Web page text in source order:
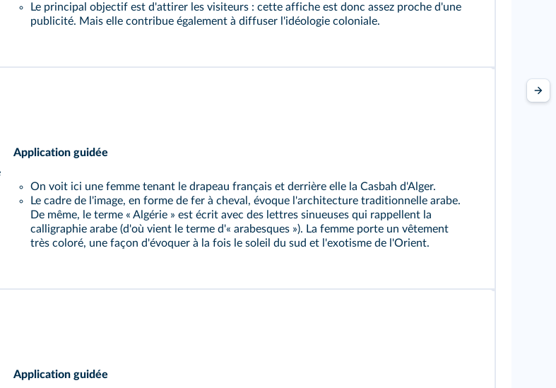
Le principal objectif est d'attirer les visiteurs : cette affiche est donc assez proche d'une
publicité. Mais elle contribue également à diffuser l'idéologie coloniale.
Application guidée
On voit ici une femme tenant le drapeau français et derrière elle la Casbah d'Alger.
Le cadre de l'image, en forme de fer à cheval, évoque l'architecture traditionnelle arabe.
De même, le terme « Algérie » est écrit avec des lettres sinueuses qui rappellent la
calligraphie arabe (d'où vient le terme d'« arabesques »). La femme porte un vêtement
très coloré, une façon d'évoquer à la fois le soleil du sud et l'exotisme de l'Orient.
Application guidée